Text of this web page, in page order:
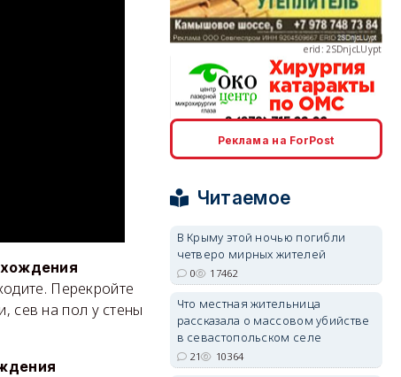
Перекройте
сев на пол у стены
erid: 2SDnjcLUypt
erid: 2SDnjcrDNw6
Реклама на ForPost
Читаемое
В Крыму этой ночью погибли
четверо мирных жителей
0 17462
Что местная жительница
рассказала о массовом убийстве
в севастопольском селе
21 10364